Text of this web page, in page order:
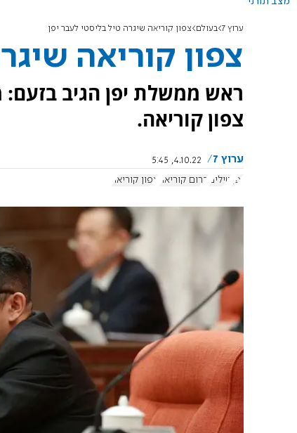
ערוץ 7 בעולם צפון קוריאה שיגרה טיל בליסטי לעבר יפן
צפון קוריאה
ראש ממשלת יפן הגיב
צפון קוריאה.
ערוץ 7
4.10.22, 5:45
יפן טילים דרום קוריאה צפון קוריאה